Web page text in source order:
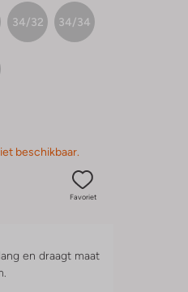
34/32 34/34
beschikbaar.
Favoriet
en draagt maat
.